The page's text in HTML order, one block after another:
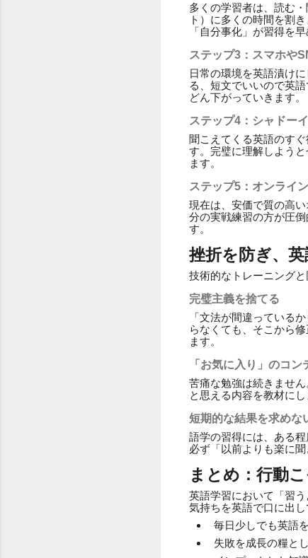
多くの学習者は、読む
ト）に多くの時間を割
「自分事化」が習得を早
ステップ3：スマホや
日常の環境を英語漬け
る、短文でいいので英
どん下がっていきます。
ステップ4：シャドー
聞こえてくる英語のす
す。完璧に理解しよう
ます。
ステップ5：オンライ
現在は、安価で質の高
分の実戦練習の方が圧
す。
挫折を防ぎ、
技術的なトレーニング
完璧主義を捨てる
「文法が間違っている
らなくても、そこから
ます。
「お気に入り」のコ
苦痛な勉強は続きませ
と思える内容を教材に
短期的な結果を求めな
語学の習得には、ある
必ず「以前よりも楽に
まとめ：行動
英語学習において「習
気持ちを英語で口に出し
毎日少しでも英語
失敗を成長の糧と